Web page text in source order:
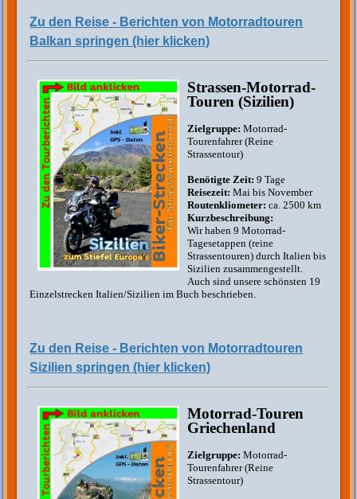
Zu den Reise - Berichten von Motorradtouren
Balkan springen (hier klicken)
Strassen-Motorrad-
Touren (Sizilien)
Zielgruppe:Motorrad-
Tourenfahrer (Reine
Strassentour)
Benötigte Zeit: 9 Tage
Reisezeit: Mai bis November
Routenkliometer: ca. 2500 km
Kurzbeschreibung:
Wir haben 9 Motorrad-
Tagesetappen (reine
Strassentouren) durch Italien bis
Sizilien zusammengestellt.
Auch sind unsere schönsten 19
Einzelstrecken Italien/Sizilien im Buch beschrieben.
Zu den Reise - Berichten von Motorradtouren
Sizilien springen (hier klicken)
Motorrad-Touren
Griechenland
Zielgruppe:Motorrad-
Tourenfahrer (Reine
Strassentour)